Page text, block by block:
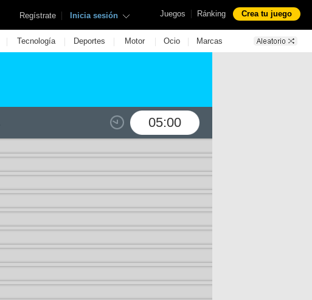
Juegos | Ránking Crea tu juego
Regístrate | Inicia sesión
| Tecnología | Deportes | Motor | Ocio | Marcas
05:00